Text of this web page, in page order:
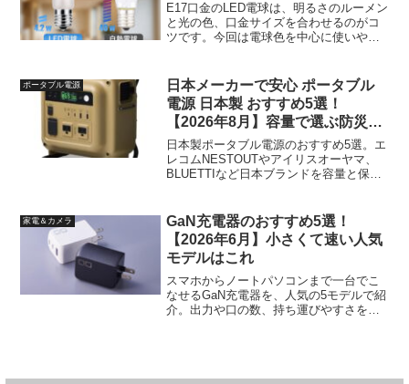
E17口金のLED電球は、明るさのルーメン
と光の色、口金サイズを合わせるのがコ
ツです。今回は電球色を中心に使いやす
ポータブル電源
日本メーカーで安心 ポータブル
電源 日本製 おすすめ5選！
【2026年8月】容量で選ぶ防災の
一台
日本製ポータブル電源のおすすめ5選。エ
レコムNESTOUTやアイリスオーヤマ、
BLUETTIなど日本ブランドを容量と保証
家電＆カメラ
GaN充電器のおすすめ5選！
【2026年6月】小さくて速い人気
モデルはこれ
スマホからノートパソコンまで一台でこ
なせるGaN充電器を、人気の5モデルで紹
介。出力や口の数、持ち運びやすさを実